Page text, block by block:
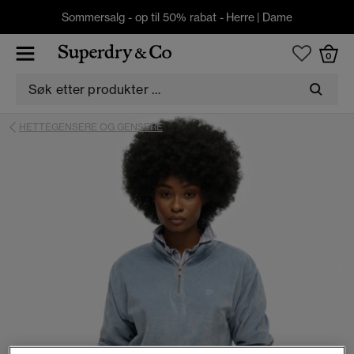
Sommersalg - op til 50% rabat - Herre | Dame
0
HETTEGENSERE OG GENSERE